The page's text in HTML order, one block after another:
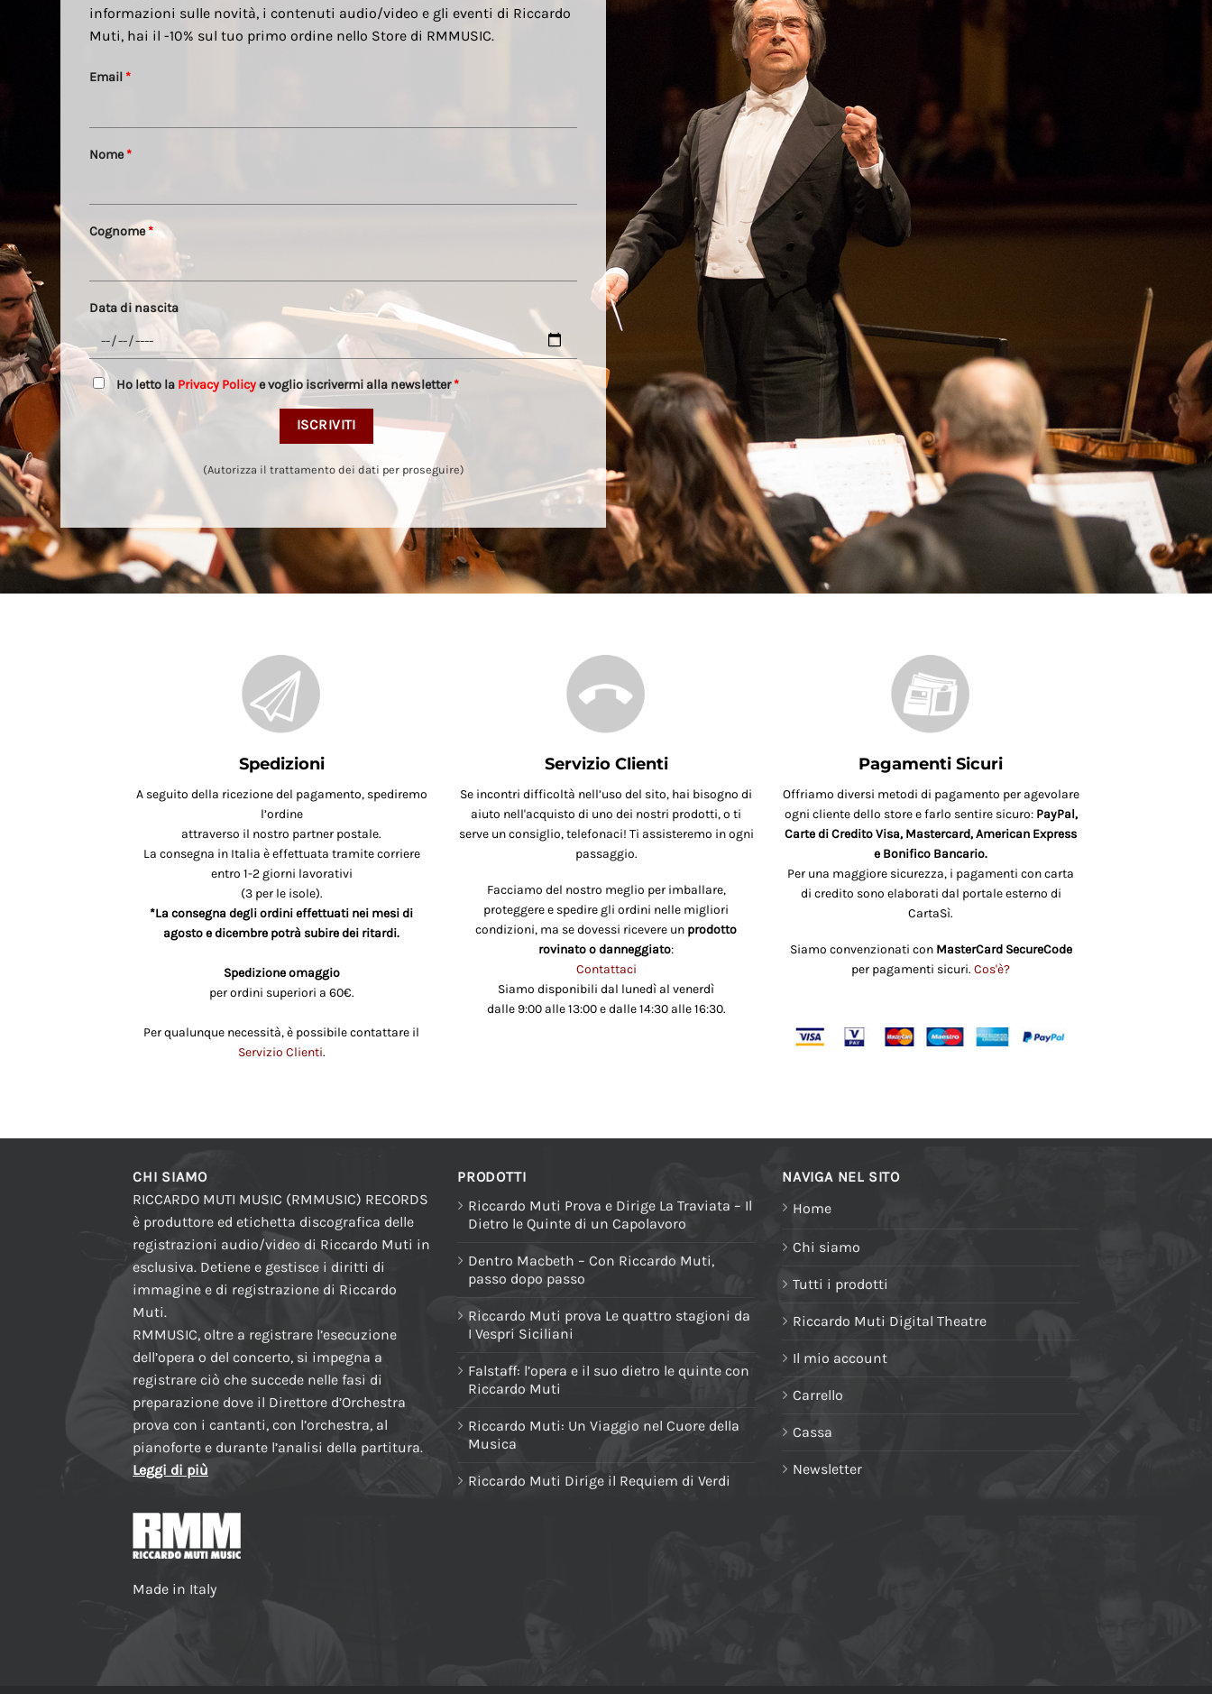
informazioni sulle novità, i contenuti audio/video e gli eventi di Riccardo
Muti, hai il -10% sul tuo primo ordine nello Store di RMMUSIC.
Email *
Nome*
Cognome*
Data di nascita
Ho letto la Privacy Policye voglio iscrivermi alla newsletter*
(Autorizza il trattamento dei dati per proseguire)
Spedizioni
A seguito della ricezione del pagamento, spediremo
l’ordine
attraverso il nostro partner postale.
La consegna in Italia è effettuata tramite corriere
entro 1-2 giorni lavorativi
(3 per le isole).
*La consegna degli ordini effettuati nei mesi di
agosto e dicembre potrà subire dei ritardi.
Spedizione omaggio
per ordini superiori a 60€.
Per qualunque necessità, è possibile contattare il
Servizio Clienti.
Servizio Clienti
Se incontri difficoltà nell’uso del sito, hai bisogno di
aiuto nell'acquisto di uno dei nostri prodotti, o ti
serve un consiglio, telefonaci! Ti assisteremo in ogni
passaggio.
Facciamo del nostro meglio per imballare,
proteggere e spedire gli ordini nelle migliori
condizioni, ma se dovessi ricevere un prodotto
rovinato o danneggiato:
Contattaci
Siamo disponibili dal lunedì al venerdì
dalle 9:00 alle 13:00 e dalle 14:30 alle 16:30.
Pagamenti Sicuri
Offriamo diversi metodi di pagamento per agevolare
ogni cliente dello store e farlo sentire sicuro: PayPal,
Carte di Credito Visa, Mastercard, American Express
e Bonifico Bancario.
Per una maggiore sicurezza, i pagamenti con carta
di credito sono elaborati dal portale esterno di
CartaSì.
Siamo convenzionati con MasterCard SecureCode
per pagamenti sicuri. Cos'è?
CHI SIAMO
RICCARDO MUTI MUSIC (RMMUSIC) RECORDS
è produttore ed etichetta discografica delle
registrazioni audio/video di Riccardo Muti in
esclusiva. Detiene e gestisce i diritti di
immagine e di registrazione di Riccardo
Muti.
RMMUSIC, oltre a registrare l’esecuzione
dell’opera o del concerto, si impegna a
registrare ciò che succede nelle fasi di
preparazione dove il Direttore d’Orchestra
prova con i cantanti, con l’orchestra, al
pianoforte e durante l’analisi della partitura.
Leggi di più
Made in Italy
PRODOTTI
Riccardo Muti Prova e Dirige La Traviata – Il
Dietro le Quinte di un Capolavoro
Dentro Macbeth – Con Riccardo Muti,
passo dopo passo
Riccardo Muti prova Le quattro stagioni da
I Vespri Siciliani
Falstaff: l’opera e il suo dietro le quinte con
Riccardo Muti
Riccardo Muti: Un Viaggio nel Cuore della
Musica
Riccardo Muti Dirige il Requiem di Verdi
NAVIGA NEL SITO
Home
Chi siamo
Tutti i prodotti
Riccardo Muti Digital Theatre
Il mio account
Carrello
Cassa
Newsletter